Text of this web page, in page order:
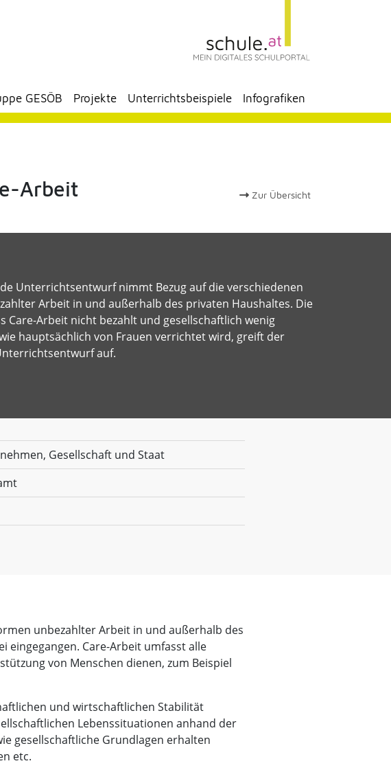
GESÖB Projekte Unterrichtsbeispiele Infografiken
Arbeit Zur Übersicht
Unterrichtsentwurf nimmt Bezug auf die verschiedenen
Arbeit in und außerhalb des privaten Haushaltes. Die
Care-Arbeit nicht bezahlt und gesellschaftlich wenig
hauptsächlich von Frauen verrichtet wird, greift der
auf.
Gesellschaft und Staat
unbezahlter Arbeit in und außerhalb des
eingegangen. Care-Arbeit umfasst alle
von Menschen dienen, zum Beispiel
und wirtschaftlichen Stabilität
Lebenssituationen anhand der
gesellschaftliche Grundlagen erhalten
etc.